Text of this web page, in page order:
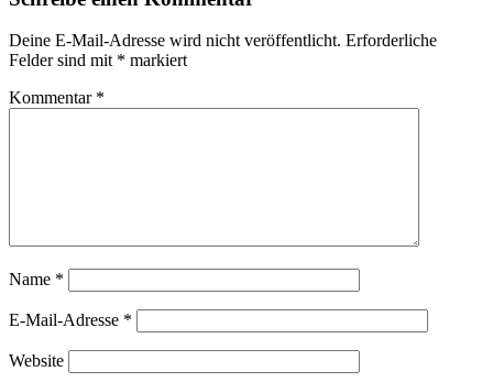
Deine E-Mail-Adresse wird nicht veröffentlicht. Erforderliche
Felder sind mit * markiert
Kommentar *
Name *
E-Mail-Adresse *
Website